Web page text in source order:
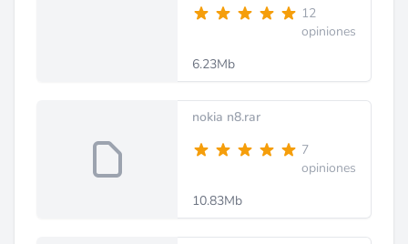
12
opiniones
6.23Mb
nokia n8.rar
7
opiniones
10.83Mb